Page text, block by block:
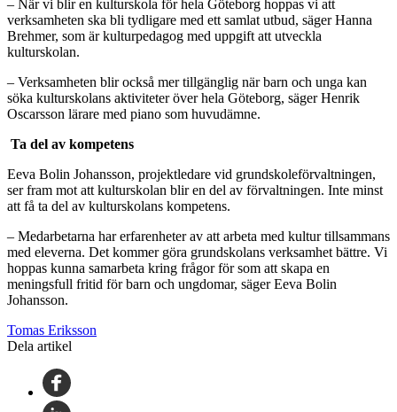
– När vi blir en kulturskola för hela Göteborg hoppas vi att
verksamheten ska bli tydligare med ett samlat utbud, säger Hanna
Brehmer, som är kulturpedagog med uppgift att utveckla
kulturskolan.
– Verksamheten blir också mer tillgänglig när barn och unga kan
söka kulturskolans aktiviteter över hela Göteborg, säger Henrik
Oscarsson lärare med piano som huvudämne.
Ta del av kompetens
Eeva Bolin Johansson, projektledare vid grundskoleförvaltningen,
ser fram mot att kulturskolan blir en del av förvaltningen. Inte minst
att få ta del av kulturskolans kompetens.
– Medarbetarna har erfarenheter av att arbeta med kultur tillsammans
med eleverna. Det kommer göra grundskolans verksamhet bättre. Vi
hoppas kunna samarbeta kring frågor för som att skapa en
meningsfull fritid för barn och ungdomar, säger Eeva Bolin
Johansson.
Tomas Eriksson
Dela artikel